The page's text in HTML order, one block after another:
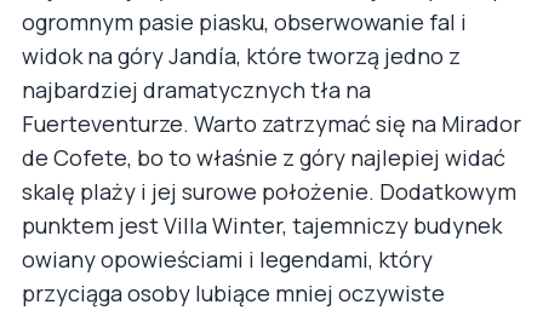
ogromnym pasie piasku, obserwowanie fal i
widok na góry Jandía, które tworzą jedno z
najbardziej dramatycznych tła na
Fuerteventurze. Warto zatrzymać się na Mirador
de Cofete, bo to właśnie z góry najlepiej widać
skalę plaży i jej surowe położenie. Dodatkowym
punktem jest Villa Winter, tajemniczy budynek
owiany opowieściami i legendami, który
przyciąga osoby lubiące mniej oczywiste